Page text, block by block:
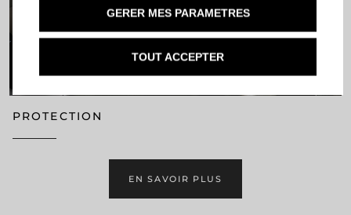
PROTECTION
EN SAVOIR PLUS
GERER MES PARAMETRES
TOUT ACCEPTER